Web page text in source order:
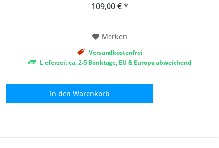
Verdrehsicherung, Blitzschuh / Cold Shoe) für diverses
109,00 € *
Merken
Versandkostenfrei
Lieferzeit ca. 2-5 Banktage, EU & Europa abweichend
In den Warenkorb